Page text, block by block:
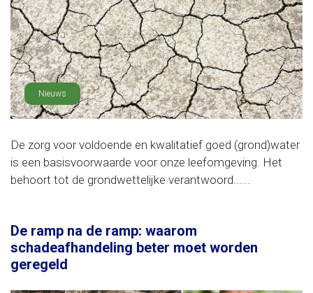
Nieuws
De zorg voor voldoende en kwalitatief goed (grond)water
is een basisvoorwaarde voor onze leefomgeving. Het
behoort tot de grondwettelijke verantwoord......
De ramp na de ramp: waarom
schadeafhandeling beter moet worden
geregeld